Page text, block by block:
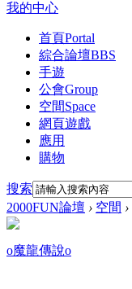
我的中心
首頁Portal
綜合論壇BBS
手遊
公會Group
空間Space
網頁遊戲
應用
購物
搜索
2000FUN論壇 › 空間 ›
o魔龍傳說o